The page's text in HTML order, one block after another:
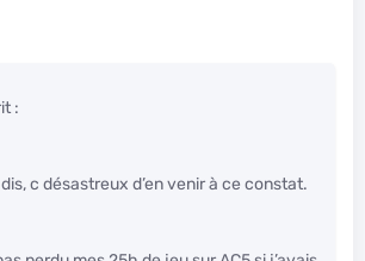
:
c désastreux d’en venir à ce constat.